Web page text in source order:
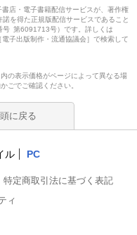
店・電子書籍配信サービスが、著作権
を得た正規版配信サービスであること
号 第6091713号）です。詳しくは
電子出版制作・流通協議会］で検索して
の表示価格がページによって異なる場
ごでご確認ください。
に戻る
ル PC
特定商取引法に基づく表記
ィ